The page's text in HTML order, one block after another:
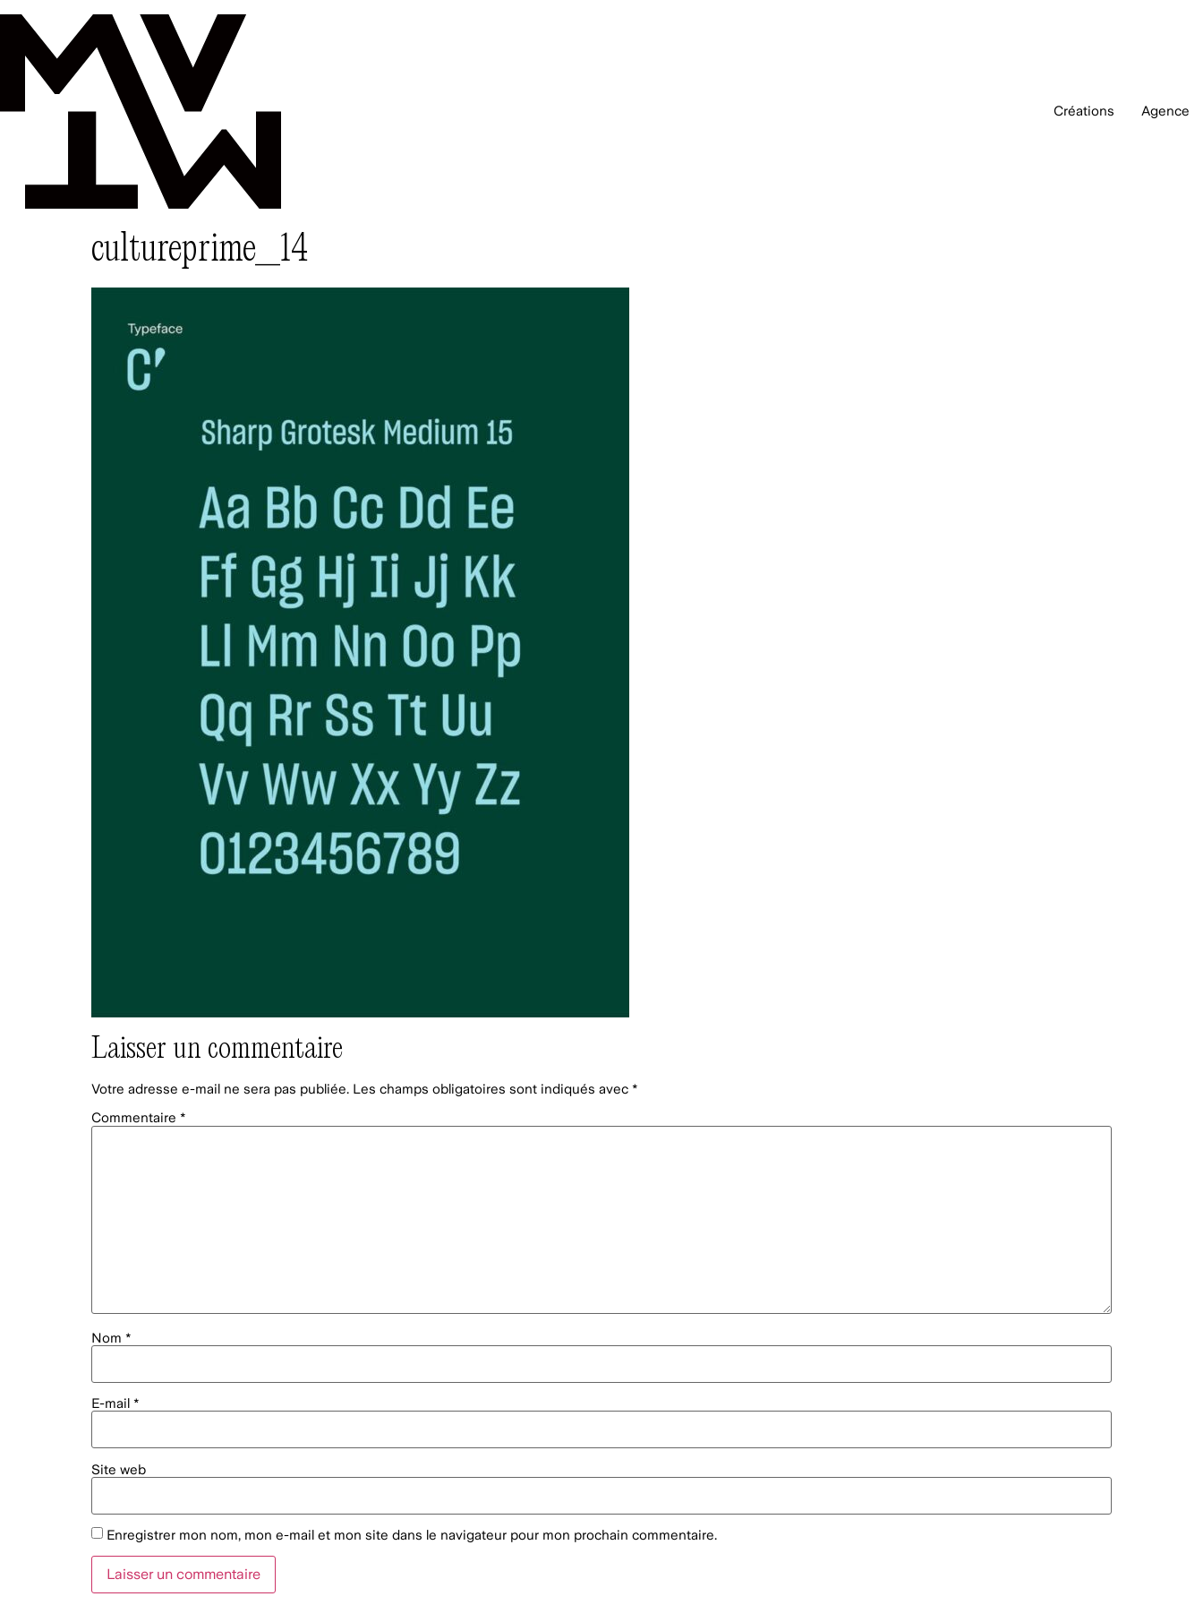
Créations Agence
cultureprime_14
Laisser un commentaire
Votre adresse e-mail ne sera pas publiée. Les champs obligatoires sont indiqués avec *
Commentaire *
Nom *
E-mail *
Site web
Enregistrer mon nom, mon e-mail et mon site dans le navigateur pour mon prochain commentaire.